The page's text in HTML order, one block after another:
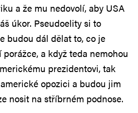
a že mu nedovolí, aby USA
úkor. Pseudoelity si to
budou dál dělat to, co je
a když teda nemohou
prezidentovi, tak
opozici a budou jim
nosit na stříbrném podnose.